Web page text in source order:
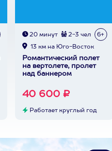
20 минут 2-3 чел 6+
13 км на Юго-Восток
Романтический полет
на вертолете, пролет
над баннером
40 600 ₽
Работает круглый год